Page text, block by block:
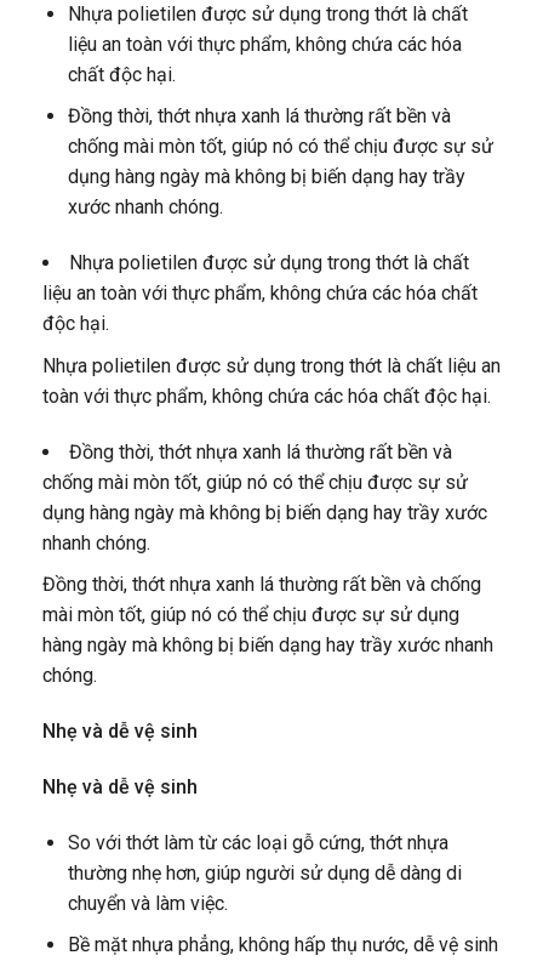
Nhựa polietilen được sử dụng trong thớt là chất
liệu an toàn với thực phẩm, không chứa các hóa
chất độc hại.
Đồng thời, thớt nhựa xanh lá thường rất bền và
chống mài mòn tốt, giúp nó có thể chịu được sự sử
dụng hàng ngày mà không bị biến dạng hay trầy
xước nhanh chóng.
Nhựa polietilen được sử dụng trong thớt là chất
liệu an toàn với thực phẩm, không chứa các hóa chất
độc hại.
Nhựa polietilen được sử dụng trong thớt là chất liệu an
toàn với thực phẩm, không chứa các hóa chất độc hại.
Đồng thời, thớt nhựa xanh lá thường rất bền và
chống mài mòn tốt, giúp nó có thể chịu được sự sử
dụng hàng ngày mà không bị biến dạng hay trầy xước
nhanh chóng.
Đồng thời, thớt nhựa xanh lá thường rất bền và chống
mài mòn tốt, giúp nó có thể chịu được sự sử dụng
hàng ngày mà không bị biến dạng hay trầy xước nhanh
chóng.
Nhẹ và dễ vệ sinh
Nhẹ và dễ vệ sinh
So với thớt làm từ các loại gỗ cứng, thớt nhựa
thường nhẹ hơn, giúp người sử dụng dễ dàng di
chuyển và làm việc.
Bề mặt nhựa phẳng, không hấp thụ nước, dễ vệ sinh